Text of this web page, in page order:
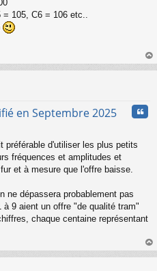
105, C6 = 106 etc..
au
en Septembre 2025
préférable d'utiliser les plus petits
fréquences et amplitudes et
et à mesure que l'offre baisse.
ne dépassera probablement pas
9 aient un offre "de qualité tram"
chaque centaine représentant
au